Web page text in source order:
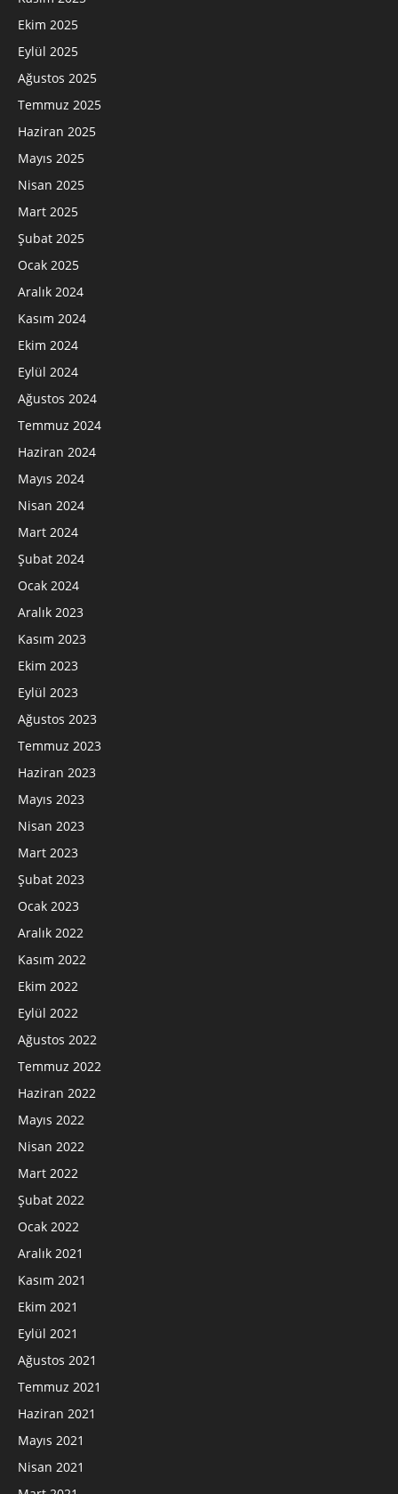
Ekim 2025
Eylül 2025
Ağustos 2025
Temmuz 2025
Haziran 2025
Mayıs 2025
Nisan 2025
Mart 2025
Şubat 2025
Ocak 2025
Aralık 2024
Kasım 2024
Ekim 2024
Eylül 2024
Ağustos 2024
Temmuz 2024
Haziran 2024
Mayıs 2024
Nisan 2024
Mart 2024
Şubat 2024
Ocak 2024
Aralık 2023
Kasım 2023
Ekim 2023
Eylül 2023
Ağustos 2023
Temmuz 2023
Haziran 2023
Mayıs 2023
Nisan 2023
Mart 2023
Şubat 2023
Ocak 2023
Aralık 2022
Kasım 2022
Ekim 2022
Eylül 2022
Ağustos 2022
Temmuz 2022
Haziran 2022
Mayıs 2022
Nisan 2022
Mart 2022
Şubat 2022
Ocak 2022
Aralık 2021
Kasım 2021
Ekim 2021
Eylül 2021
Ağustos 2021
Temmuz 2021
Haziran 2021
Mayıs 2021
Nisan 2021